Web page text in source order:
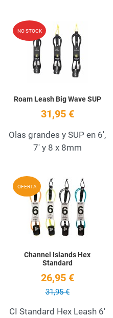
NO STOCK
Roam Leash Big Wave SUP
31,95 €
Olas grandes y SUP en 6',
7' y 8 x 8mm
OFERTA
Channel Islands Hex
Standard
26,95 €
31,95 €
CI Standard Hex Leash 6'